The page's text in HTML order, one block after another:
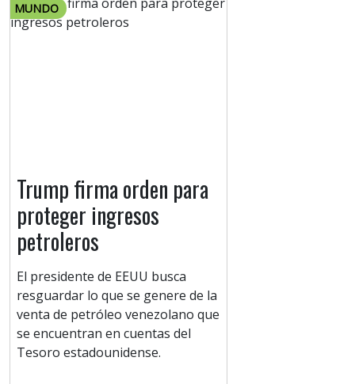
MUNDO
Trump firma orden para
proteger ingresos
petroleros
El presidente de EEUU busca
resguardar lo que se genere de la
venta de petróleo venezolano que
se encuentran en cuentas del
Tesoro estadounidense.